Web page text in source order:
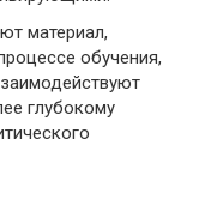
материал,
обучения,
глубокому